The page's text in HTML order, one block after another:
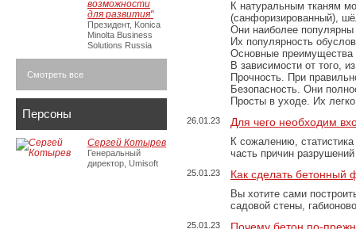
К натуральным тканям
(санфоризированный),
Они наиболее популярны
Их популярность
Основные преимущества
В зависимости от того,
Прочность. При
Безопасность. Они
Просты в уходе. Их
26.01.23 Для чего необходим
К сожалению,
часть причин
25.01.23 Как сделать бетонный
Вы хотите сами
садовой стены,
25.01.23
возможности
для развития"
Президент, Konica
Minolta Business
Solutions Russia
Смотреть все
Персоны
Сергей Котырев
Генеральный
директор, Umisoft